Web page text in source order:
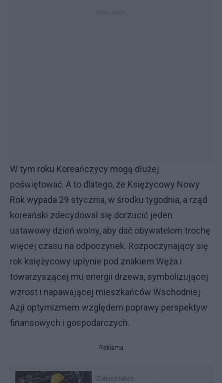
W tym roku Koreańczycy mogą dłużej
poświętować. A to dlatego, że Księżycowy Nowy
Rok wypada 29 stycznia, w środku tygodnia, a rząd
koreański zdecydował się dorzucić jeden
ustawowy dzień wolny, aby dać obywatelom trochę
więcej czasu na odpoczynek. Rozpoczynający się
rok księżycowy upłynie pod znakiem Węża i
towarzyszącej mu energii drzewa, symbolizującej
wzrost i napawającej mieszkańców Wschodniej
Azji optymizmem względem poprawy perspektyw
finansowych i gospodarczych.
Reklama
Zobacz także